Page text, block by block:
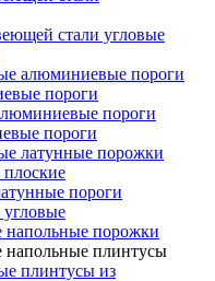
стали угловые
алюминиевые пороги
пороги
пороги
пороги
латунные порожки
пороги
напольные порожки
напольные плинтусы
плинтусы из